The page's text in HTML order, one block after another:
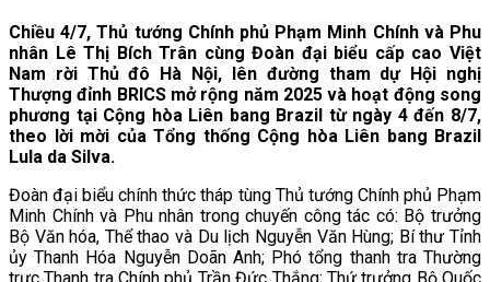
Chiều 4/7, Thủ tướng Chính phủ Phạm Minh Chính và Phu
nhân Lê Thị Bích Trân cùng Đoàn đại biểu cấp cao Việt
Nam rời Thủ đô Hà Nội, lên đường tham dự Hội nghị
Thượng đỉnh BRICS mở rộng năm 2025 và hoạt động song
phương tại Cộng hòa Liên bang Brazil từ ngày 4 đến 8/7,
theo lời mời của Tổng thống Cộng hòa Liên bang Brazil
Lula da Silva.
Đoàn đại biểu chính thức tháp tùng Thủ tướng Chính phủ Phạm
Minh Chính và Phu nhân trong chuyến công tác có: Bộ trưởng
Bộ Văn hóa, Thể thao và Du lịch Nguyễn Văn Hùng; Bí thư Tỉnh
ủy Thanh Hóa Nguyễn Doãn Anh; Phó tổng thanh tra Thường